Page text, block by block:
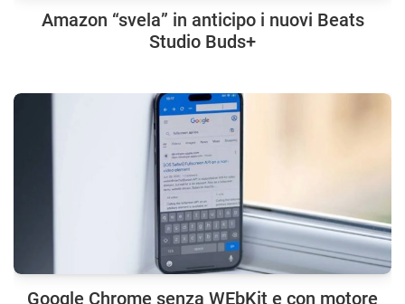
Amazon “svela” in anticipo i nuovi Beats
Studio Buds+
Google Chrome senza WEbKit e con motore